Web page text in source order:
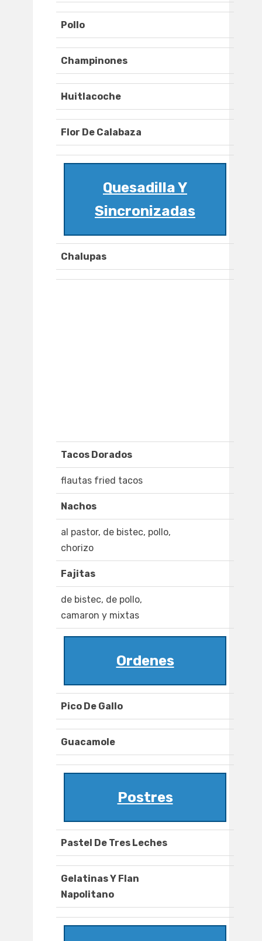
Pollo
Champinones
Huitlacoche
Flor De Calabaza
Quesadilla Y
Sincronizadas
Chalupas
Tacos Dorados
flautas fried tacos
Nachos
al pastor, de bistec, pollo,
chorizo
Fajitas
de bistec, de pollo,
camaron y mixtas
Ordenes
Pico De Gallo
Guacamole
Postres
Pastel De Tres Leches
Gelatinas Y Flan
Napolitano